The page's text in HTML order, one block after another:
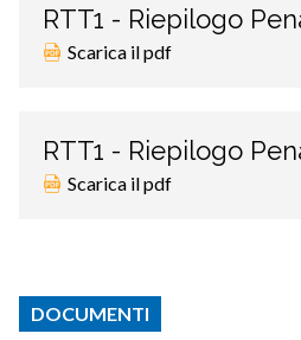
RTT1 - Riepilogo
Scarica il pdf
RTT1 - Riepilogo
Scarica il pdf
DOCUMENTI